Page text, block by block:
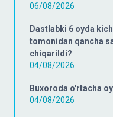
06/08/2026
Dastlabki 6 oyda
tomonidan qancha
chiqarildi?
04/08/2026
Buxoroda o'rtacha
04/08/2026